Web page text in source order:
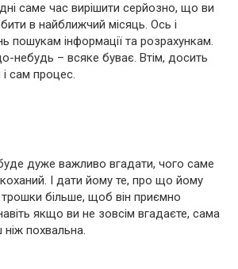
саме час вирішити серйозно, що ви
в найближчий місяць. Ось і
пошукам інформації та розрахункам.
небудь – всяке буває. Втім, досить
сам процес.
дуже важливо вгадати, чого саме
І дати йому те, про що йому
трошки більше, щоб він приємно
якщо ви не зовсім вгадаєте, сама
похвальна.